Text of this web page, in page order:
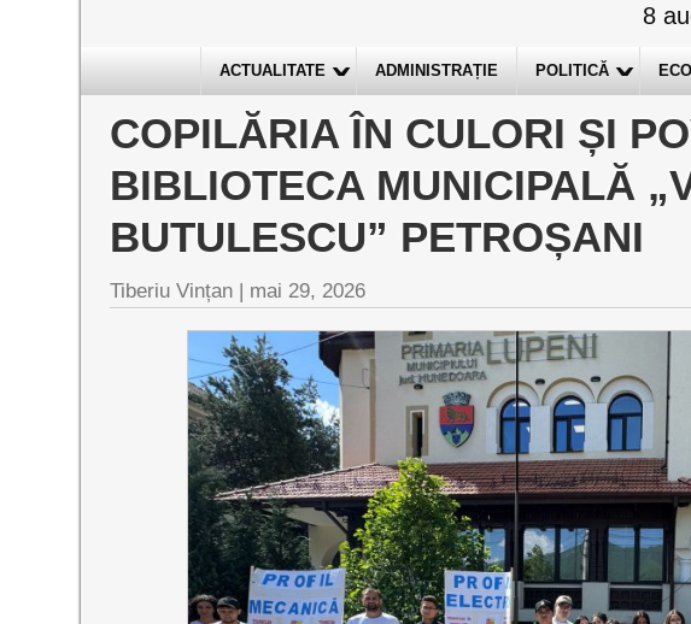
8
ACTUALITATE ADMINISTRAȚIE POLITICĂ
COPILĂRIA ÎN CULORI ȘI
BIBLIOTECA MUNICIPALĂ
BUTULESCU” PETROȘANI
Tiberiu Vințan | mai 29, 2026